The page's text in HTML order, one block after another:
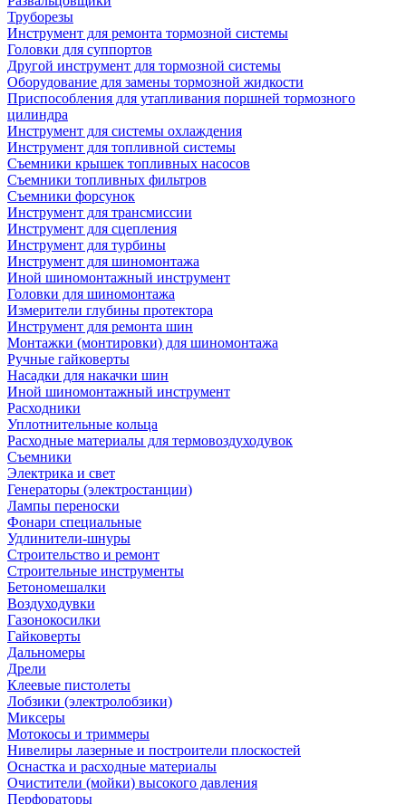
Труборезы
Инструмент для ремонта тормозной системы
Головки для суппортов
Другой инструмент для тормозной системы
Оборудование для замены тормозной жидкости
Приспособления для утапливания поршней тормозного
цилиндра
Инструмент для системы охлаждения
Инструмент для топливной системы
Съемники крышек топливных насосов
Съемники топливных фильтров
Съемники форсунок
Инструмент для трансмиссии
Инструмент для сцепления
Инструмент для турбины
Инструмент для шиномонтажа
Иной шиномонтажный инструмент
Головки для шиномонтажа
Измерители глубины протектора
Инструмент для ремонта шин
Монтажки (монтировки) для шиномонтажа
Ручные гайковерты
Насадки для накачки шин
Иной шиномонтажный инструмент
Расходники
Уплотнительные кольца
Расходные материалы для термовоздуходувок
Съемники
Электрика и свет
Генераторы (электростанции)
Лампы переноски
Фонари специальные
Удлинители-шнуры
Строительство и ремонт
Строительные инструменты
Бетономешалки
Воздуходувки
Газонокосилки
Гайковерты
Дальномеры
Дрели
Клеевые пистолеты
Лобзики (электролобзики)
Миксеры
Мотокосы и триммеры
Нивелиры лазерные и построители плоскостей
Оснастка и расходные материалы
Очистители (мойки) высокого давления
Перфораторы